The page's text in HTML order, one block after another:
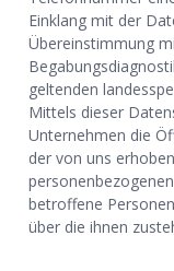
Einklang mit der
Übereinstimmung
geltenden
Mittels dieser
Unternehmen die
der von uns
betroffene
über die ihnen